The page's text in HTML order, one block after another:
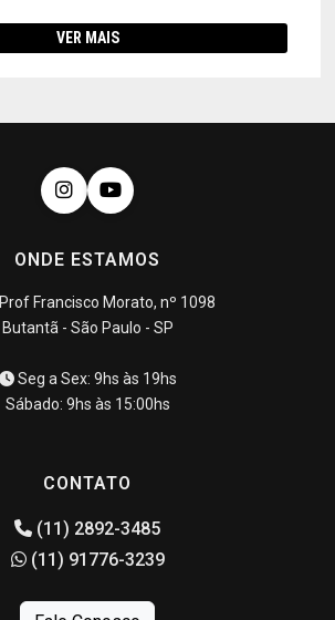
VER MAIS
ONDE ESTAMOS
Francisco Morato, nº 1098
Butantã - São Paulo - SP
Seg a Sex: 9hs às 19hs
Sábado: 9hs às 15:00hs
CONTATO
(11) 2892-3485
(11) 91776-3239